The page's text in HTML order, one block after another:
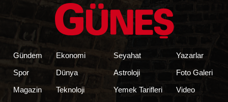
Gündem
Spor
Magazin
Ekonomi
Dünya
Teknoloji
Seyahat
Astroloji
Yemek Tarifleri
Yazarlar
Foto Galeri
Video